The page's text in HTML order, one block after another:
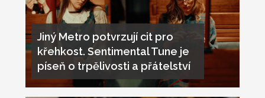
Jiný Metro potvrzují cit pro
křehkost. Sentimental Tune je
píseň o trpělivosti a přátelství